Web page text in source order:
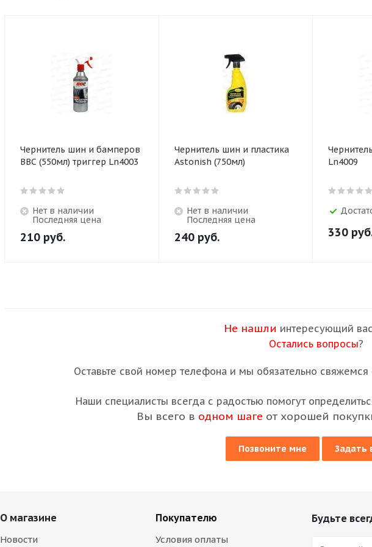
Чернитель шин и бамперов
BBC (550мл) триггер Ln4003
Нет в наличии
Последняя цена
210 руб.
Чернитель шин и пластика
Astonish (750мл)
Нет в наличии
Последняя цена
240руб.
Ln4009
330
Не нашли интересующий
Остались вопросы?
Оставьте свой номер телефона и мы обязательно свяжемся
Наши специалисты всегда с радостью помогут
Вы всего в одном шаге от хорошей
Позвоните мне Задать
О магазине
Новости
Покупателю
Условия оплаты
Будьте